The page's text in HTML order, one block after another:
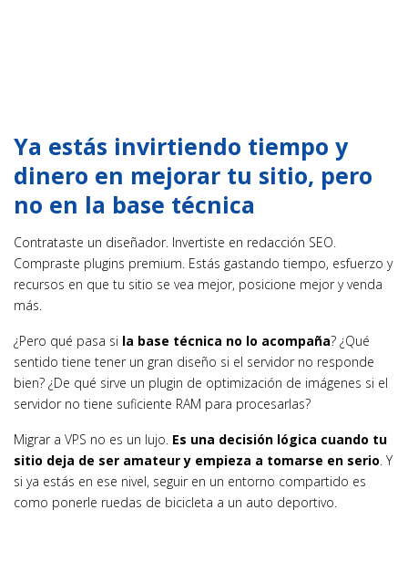
Ya estás invirtiendo tiempo y
dinero en mejorar tu sitio, pero
no en la base técnica
Contrataste un diseñador. Invertiste en redacción SEO.
Compraste plugins premium. Estás gastando tiempo, esfuerzo y
recursos en que tu sitio se vea mejor, posicione mejor y venda
más.
¿Pero qué pasa si la base técnica no lo acompaña? ¿Qué
sentido tiene tener un gran diseño si el servidor no responde
bien? ¿De qué sirve un plugin de optimización de imágenes si el
servidor no tiene suficiente RAM para procesarlas?
Migrar a VPS no es un lujo. Es una decisión lógica cuando tu
sitio deja de ser amateur y empieza a tomarse en serio. Y
si ya estás en ese nivel, seguir en un entorno compartido es
como ponerle ruedas de bicicleta a un auto deportivo.